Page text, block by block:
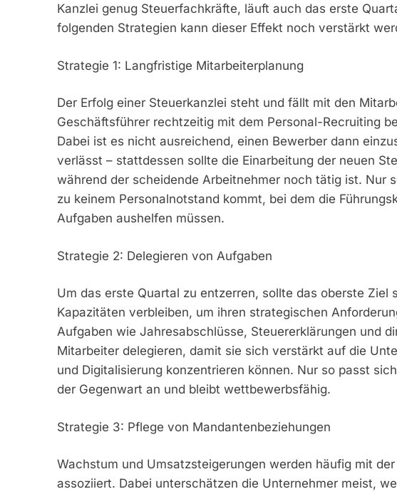
Kanzlei genug Steuerfachkräfte, läuft auch das erste
folgenden Strategien kann dieser Effekt noch verstärkt
Strategie 1: Langfristige Mitarbeiterplanung
Der Erfolg einer Steuerkanzlei steht und fällt mit den
Geschäftsführer rechtzeitig mit dem Personal-Recruiting
Dabei ist es nicht ausreichend, einen Bewerber dann
verlässt – stattdessen sollte die Einarbeitung der neuen
während der scheidende Arbeitnehmer noch tätig ist. Nur
zu keinem Personalnotstand kommt, bei dem die
Aufgaben aushelfen müssen.
Strategie 2: Delegieren von Aufgaben
Um das erste Quartal zu entzerren, sollte das oberste Ziel
Kapazitäten verbleiben, um ihren strategischen
Aufgaben wie Jahresabschlüsse, Steuererklärungen und
Mitarbeiter delegieren, damit sie sich verstärkt auf die
und Digitalisierung konzentrieren können. Nur so passt
der Gegenwart an und bleibt wettbewerbsfähig.
Strategie 3: Pflege von Mandantenbeziehungen
Wachstum und Umsatzsteigerungen werden häufig mit
assoziiert. Dabei unterschätzen die Unternehmer meist,